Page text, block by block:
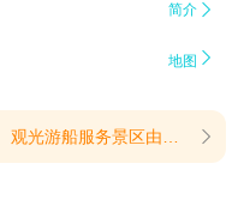
简介 
地图 
人付费快艇服务，无需等待拼船，即到即走（视当天运力情况）。快艇费用按船计费，具体价格请咨询码头售票窗口。祝您在洪湖生态旅游区度过愉快的时光！(提示有效期2026/4/17至2026/8/31) 